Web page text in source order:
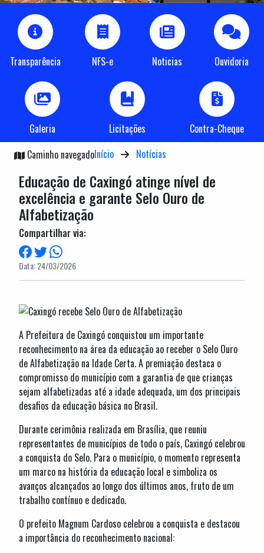
Transparência NFS-e Noticias Ouvidoria
Galeria Licitações
Contra-Cheque
Caminho navegadoInício Notícias
Educação de Caxingó atinge nível de
excelência e garante Selo Ouro de
Alfabetização
Compartilhar via:
Data: 24/03/2026
A Prefeitura de Caxingó conquistou um importante
reconhecimento na área da educação ao receber o Selo Ouro
de Alfabetização na Idade Certa. A premiação destaca o
compromisso do município com a garantia de que crianças
sejam alfabetizadas até a idade adequada, um dos principais
desafios da educação básica no Brasil.
Durante cerimônia realizada em Brasília, que reuniu
representantes de municípios de todo o país, Caxingó celebrou
a conquista do Selo. Para o município, o momento representa
um marco na história da educação local e simboliza os
avanços alcançados ao longo dos últimos anos, fruto de um
trabalho contínuo e dedicado.
O prefeito Magnum Cardoso celebrou a conquista e destacou
a importância do reconhecimento nacional: